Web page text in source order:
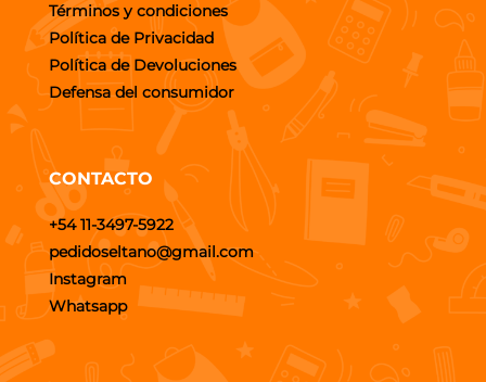
Términos y condiciones
Política de Privacidad
Política de Devoluciones
Defensa del consumidor
CONTACTO
+54 11-3497-5922
pedidoseltano@gmail.com
Instagram
Whatsapp